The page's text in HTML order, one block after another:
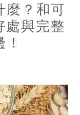
麼？和可
處與完整